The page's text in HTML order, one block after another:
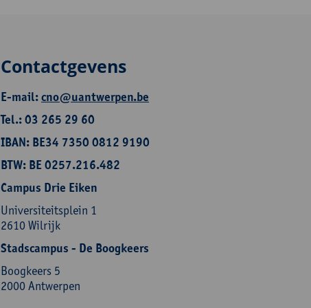
Contactgevens
E-mail:cno@uantwerpen.be
Tel.: 03 265 29 60
IBAN: BE34 7350 0812 9190
BTW: BE 0257.216.482
Campus Drie Eiken
Universiteitsplein 1
2610 Wilrijk
Stadscampus - De Boogkeers
Boogkeers 5
2000 Antwerpen